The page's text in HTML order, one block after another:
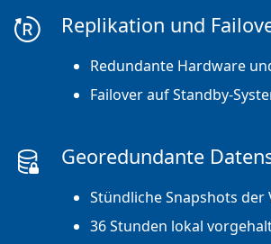
Replikation und
Redundante Hardware
Failover auf Standby-
Georedundante
Stündliche Snapshots der
36 Stunden lokal